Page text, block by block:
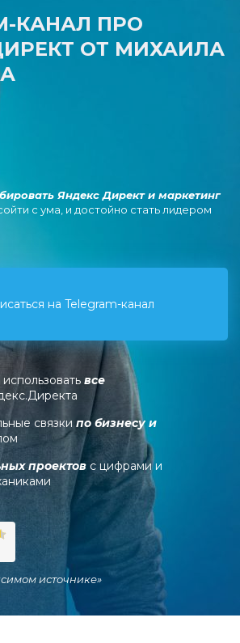
КАНАЛ ПРО
ОТ МИХАИЛА
Яндекс Директ и маркетинг
с ума, и достойно стать лидером
на Telegram-канал
все
связки по бизнесу и
проектов с цифрами и
источнике»